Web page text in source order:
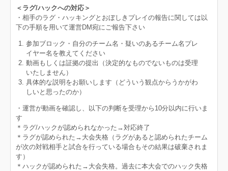
＜ラグ/ハックへの対応＞
・相手のラグ・ハッキングとおぼしきプレイの報告に関しては以
下の手順を用いて運営DM宛にご報告下さい
参加ブロック・自分のチーム名・疑いのあるチーム名プレ
イヤー名を教えてください
動画もしくは証拠の提出（決定的なものでないものは受理
いたしません）
具体的な説明をお願いします（どういう観点からうかがわ
しいと思ったのか）
・運営が動画を確認し、以下の判断を受理から10分以内に行いま
す
＊ラグ/ハックが認められなかった→対応終了
＊ラグが認められた→大会失格（ラグがあると認められたチーム
が次の対戦相手と試合を行っている場合もその結果は破棄されま
す）
＊ハックが認められた→大会失格。過去に本大会でのハック失格